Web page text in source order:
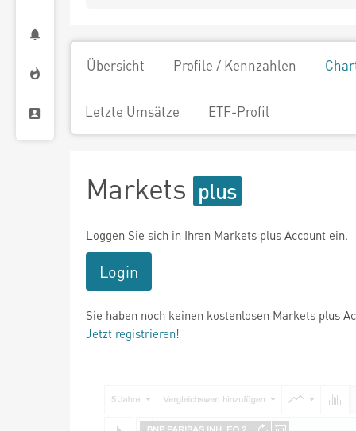
Übersicht Profile / Kennzahlen
Letzte Umsätze ETF-Profil
Markets
Loggen Sie sich in Ihren Markets plus Account ein.
Login
Sie haben noch keinen kostenlosen Markets plus
Jetzt registrieren!